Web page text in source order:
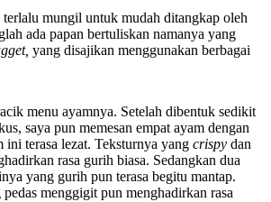
mungil untuk mudah ditangkap oleh
ada papan bertuliskan namanya yang
yang disajikan menggunakan berbagai
menu ayamnya. Setelah dibentuk sedikit
saya pun memesan empat ayam dengan
ini terasa lezat. Teksturnya yang crispy dan
rasa gurih biasa. Sedangkan dua
yang gurih pun terasa begitu mantap.
menggigit pun menghadirkan rasa